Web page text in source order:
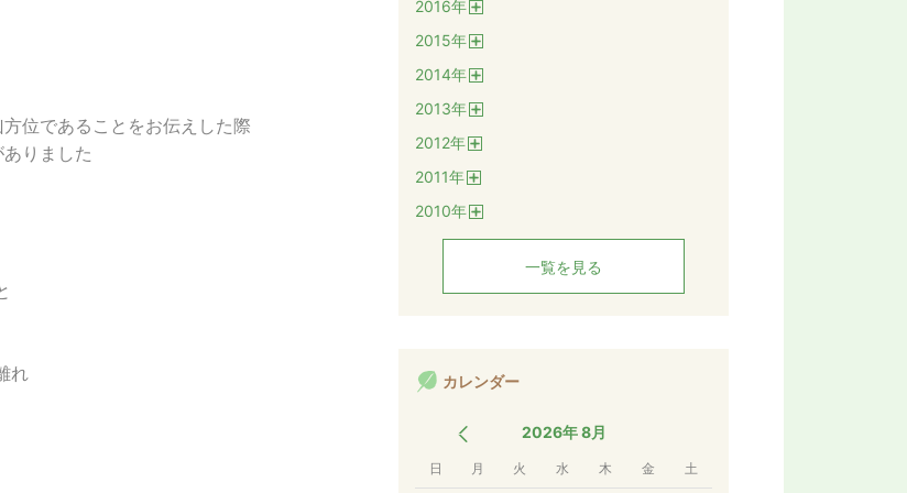
位であることをお伝えした際
りました
れ
2016年
2015年
2014年
2013年
2012年
2011年
2010年
一覧を見る
カレンダー
2026年 8月
日 月 火 水 木 金 土